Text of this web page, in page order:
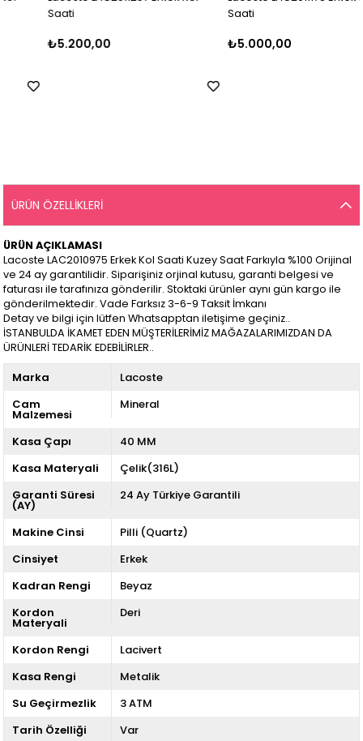
₺5.200,00 ₺5.000,00
ÜRÜN ÖZELLIKLERI
ÜRÜN AÇIKLAMASI
Lacoste LAC2010975 Erkek Kol Saati Kuzey Saat Farkıyla %100 Orijinal
ve 24 ay garantilidir. Siparişiniz orjinal kutusu, garanti belgesi ve
faturası ile tarafınıza gönderilir. Stoktaki ürünler aynı gün kargo ile
gönderilmektedir. Vade Farksız 3-6-9 Taksit İmkanı
Detay ve bilgi için lütfen Whatsapptan iletişime geçiniz..
İSTANBULDA İKAMET EDEN MÜŞTERİLERİMİZ MAĞAZALARIMIZDAN DA
ÜRÜNLERİ TEDARİK EDEBİLİRLER..
Marka
Lacoste
Cam
Malzemesi
Mineral
Kasa Çapı
40 MM
Kasa Materyali
Çelik(316L)
Garanti Süresi
(AY)
24 Ay Türkiye Garantili
Makine Cinsi
Pilli (Quartz)
Cinsiyet
Erkek
Kadran Rengi
Beyaz
Kordon
Materyali
Deri
Kordon Rengi
Lacivert
Kasa Rengi
Metalik
Su Geçirmezlik
3 ATM
Tarih Özelliği
Var